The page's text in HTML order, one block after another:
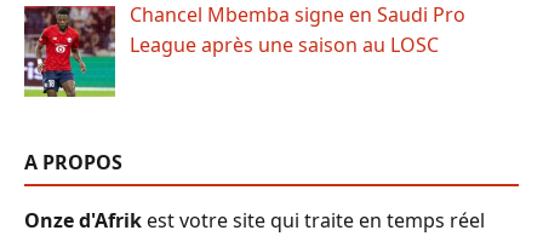
Chancel Mbemba signe en Saudi Pro
League après une saison au LOSC
A PROPOS
Onze d'Afrikest votre site qui traite en temps réel